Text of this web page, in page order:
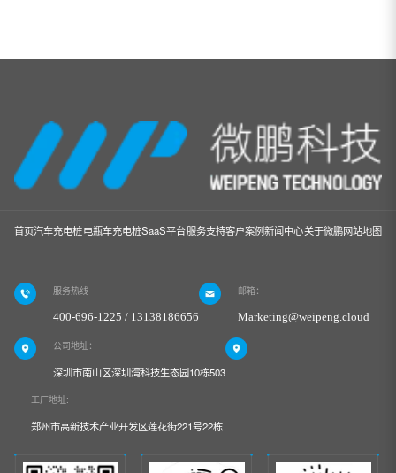
首页汽车充电桩电瓶车充电桩SaaS平台服务支持客户案例新闻中心关于微鹏网站地图
服务热线
400-696-1225 / 13138186656
邮箱：
Marketing@weipeng.cloud
公司地址：
深圳市南山区深圳湾科技生态园10栋503
工厂地址:
郑州市高新技术产业开发区莲花街221号22栋